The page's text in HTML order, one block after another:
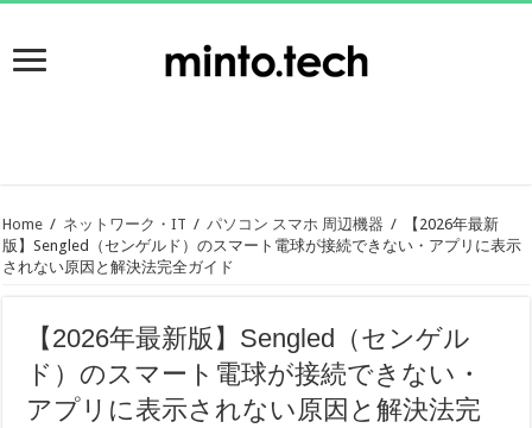
Home / ネットワーク・IT / パソコン スマホ 周辺機器 /
【2026年最新
版】Sengled（センゲルド）のスマート電球が接続できない・アプリに表示
されない原因と解決法完全ガイド
【2026年最新版】Sengled（センゲル
ド）のスマート電球が接続できない・
アプリに表示されない原因と解決法完